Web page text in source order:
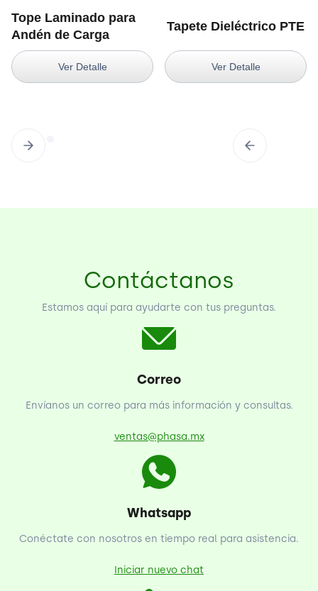
Tope Laminado para
Andén de Carga
Ver Detalle
Tapete Dieléctrico PTE
Ver Detalle
Contáctanos
Estamos aquí para ayudarte con tus preguntas.
Correo
Envíanos un correo para más información y consultas.
ventas@phasa.mx
Whatsapp
Conéctate con nosotros en tiempo real para asistencia.
Iniciar nuevo chat